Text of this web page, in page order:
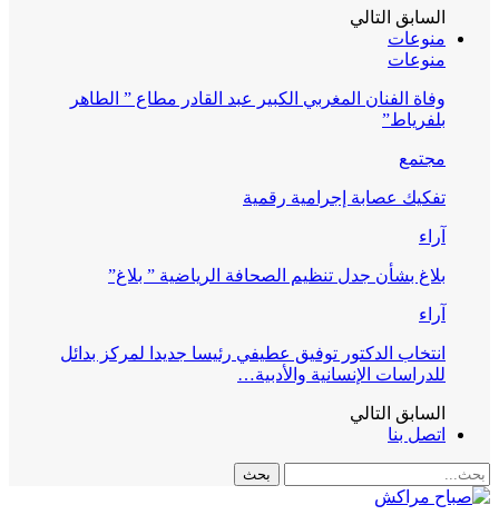
السابق التالي
منوعات
منوعات
وفاة الفنان المغربي الكبير عبد القادر مطاع ” الطاهر
بلفرياط”
مجتمع
تفكيك عصابة إجرامية رقمية
آراء
بلاغ بشأن جدل تنظيم الصحافة الرياضية ” بلاغ”
آراء
انتخاب الدكتور توفيق عطيفي رئيسا جديدا لمركز بدائل
للدراسات الإنسانية والأدبية…
السابق التالي
اتصل بنا